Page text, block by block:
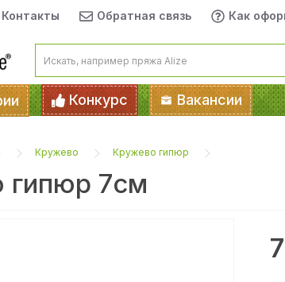
Контакты Обратная связь Как
Конкурс Вакансии
Кружево Кружево гипюр
гипюр 7см